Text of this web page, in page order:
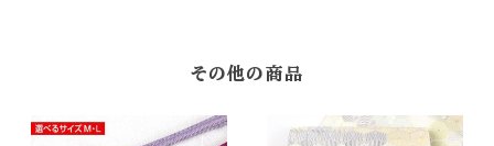
その他の商品